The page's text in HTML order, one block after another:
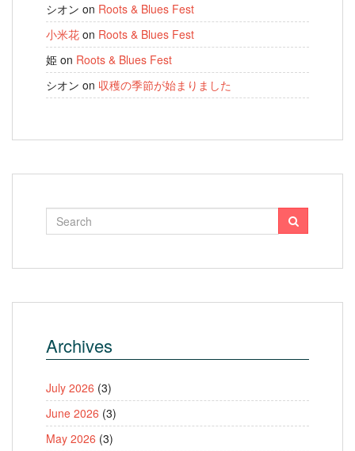
シオン on Roots & Blues Fest
小米花 on Roots & Blues Fest
姫 on Roots & Blues Fest
シオン on 収穫の季節が始まりました
Archives
July 2026 (3)
June 2026 (3)
May 2026 (3)